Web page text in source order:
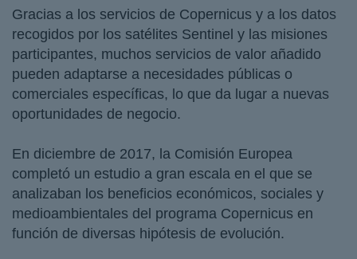
Gracias a los servicios de Copernicus y a los datos
recogidos por los satélites Sentinel y las misiones
participantes, muchos servicios de valor añadido
pueden adaptarse a necesidades públicas o
comerciales específicas, lo que da lugar a nuevas
oportunidades de negocio.
En diciembre de 2017, la Comisión Europea
completó un estudio a gran escala en el que se
analizaban los beneficios económicos, sociales y
medioambientales del programa Copernicus en
función de diversas hipótesis de evolución.